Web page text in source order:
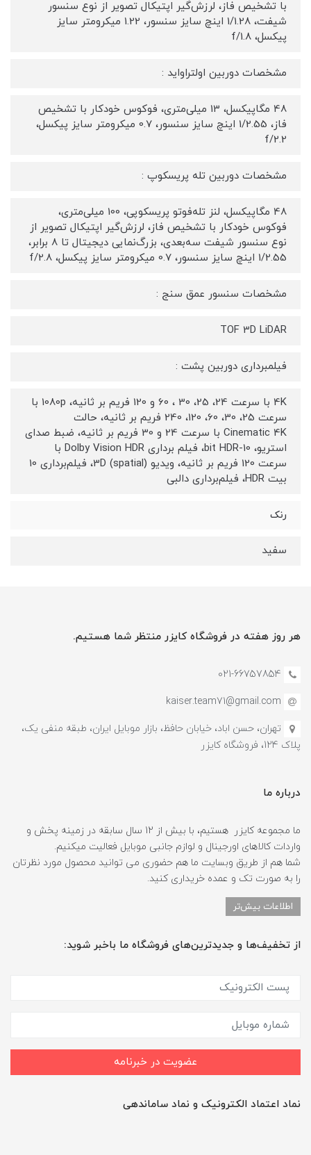
با تشخیص فاز، لرزش‌گیر اپتیکال تصویر از نوع سنسور
شیفت، 1/1.28 اینچ سایز سنسور، 1.22 میکرومتر سایز
پیکسل، f/1.8
مشخصات دوربین اولتراواید :
48 مگاپیکسل، 13 میلی‌متری، فوکوس خودکار با تشخیص
فاز، 1/2.55 اینچ سایز سنسور، 0.7 میکرومتر سایز پیکسل،
f/2.2
مشخصات دوربین تله پریسکوپ :
48 مگاپیکسل، لنز تله‌فوتو پریسکوپی، 100 میلی‌متری،
فوکوس خودکار با تشخیص فاز، لرزش‌گیر اپتیکال تصویر از
نوع سنسور شیفت سه‌بعدی، بزرگ‌نمایی دیجیتال تا 8 برابر،
1/2.55 اینچ سایز سنسور، 0.7 میکرومتر سایز پیکسل، f/2.8
مشخصات سنسور عمق سنج :
TOF 3D LiDAR
فیلمبرداری دوربین پشت :
4K با سرعت 24، 25، 30 ، 60 و 120 فریم بر ثانیه، 1080p با
سرعت 25، 30، 60، 120، 240 فریم بر ثانیه، حالت
Cinematic 4K با سرعت 24 و 30 فریم بر ثانیه، ضبط صدای
استریو، 10-bit HDR، فیلم برداری Dolby Vision HDR با
سرعت 120 فریم بر ثانیه، ویدیو 3D (spatial)، فیلم‌برداری 10
بیت HDR، فیلم‌برداری دالبی
رنک
سفید
هر روز هفته در فروشگاه کایزر منتظر شما هستیم.
021-66757854
kaiser.team71@gmail.com
تهران، حسن اباد، خیابان حافظ، بازار موبایل ایران، طبقه منفی یک،
پلاک 124، فروشگاه کایزر
درباره ما
ما مجموعه کایزر هستیم، با بیش از 12 سال سابقه در زمینه پخش و
واردات کالاهای اورجینال و لوازم جانبی موبایل فعالیت میکنیم.
شما هم از طریق وبسایت ما هم حضوری می توانید محصول مورد نظرتان
را به صورت تک و عمده خریداری کنید.
اطلاعات بیش‌تر
از تخفیف‌ها و جدیدترین‌های فروشگاه ما باخبر شوید:
عضویت در خبرنامه
نماد اعتماد الکترونیک و نماد ساماندهی